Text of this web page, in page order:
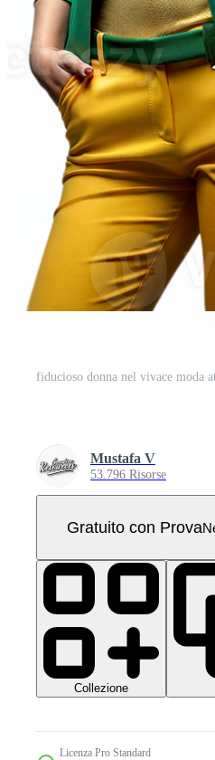
Mustafa V
53.796 Risorse
Gratuito con Prova
Collezione
Licenza Pro Standard